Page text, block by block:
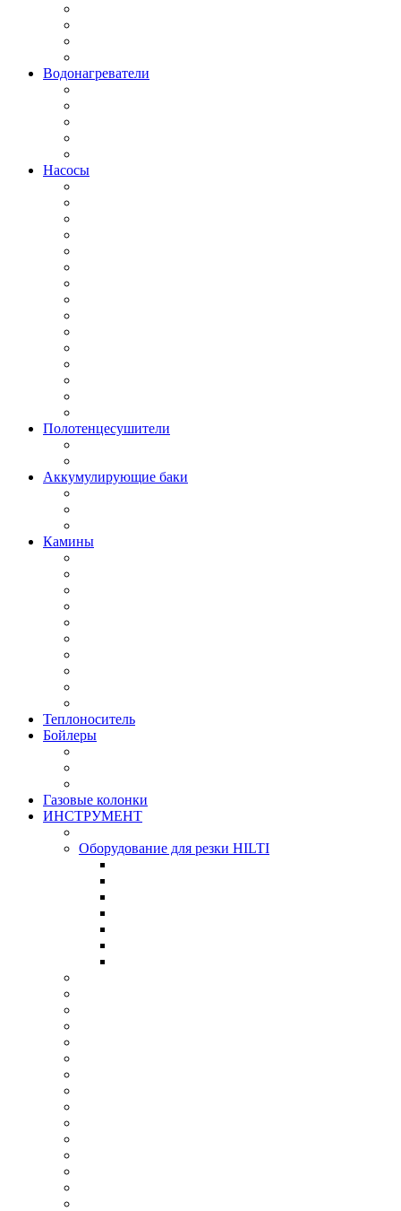
Водонагреватели
Насосы
Полотенцесушители
Аккумулирующие баки
Камины
Теплоноситель
Бойлеры
Газовые колонки
ИНСТРУМЕНТ
Оборудование для резки HILTI